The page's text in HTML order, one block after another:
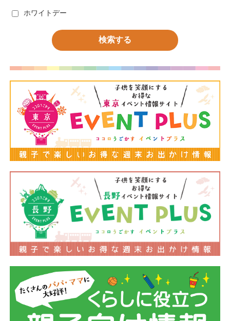
ホワイトデー